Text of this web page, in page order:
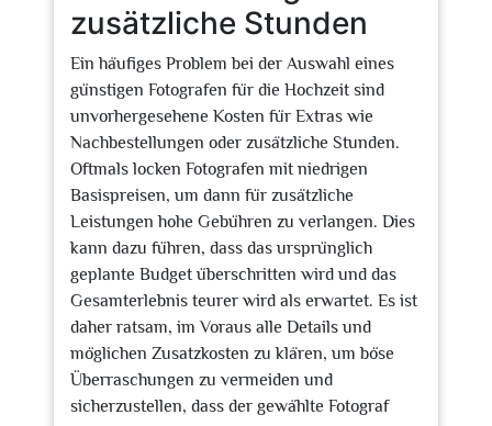
zusätzliche Stunden
Ein häufiges Problem bei der Auswahl eines
günstigen Fotografen für die Hochzeit sind
unvorhergesehene Kosten für Extras wie
Nachbestellungen oder zusätzliche Stunden.
Oftmals locken Fotografen mit niedrigen
Basispreisen, um dann für zusätzliche
Leistungen hohe Gebühren zu verlangen. Dies
kann dazu führen, dass das ursprünglich
geplante Budget überschritten wird und das
Gesamterlebnis teurer wird als erwartet. Es ist
daher ratsam, im Voraus alle Details und
möglichen Zusatzkosten zu klären, um böse
Überraschungen zu vermeiden und
sicherzustellen, dass der gewählte Fotograf